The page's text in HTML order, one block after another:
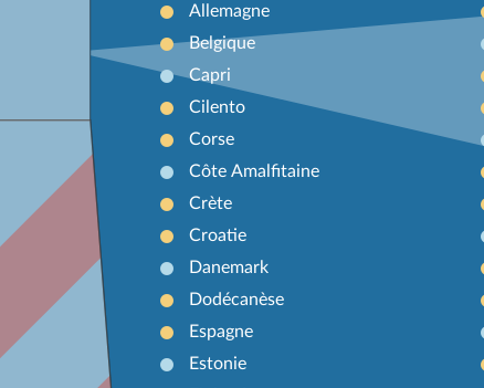
Allemagne
Belgique
Capri
Cilento
Corse
Côte Amalfitaine
Crète
Croatie
Danemark
Dodécanèse
Espagne
Estonie